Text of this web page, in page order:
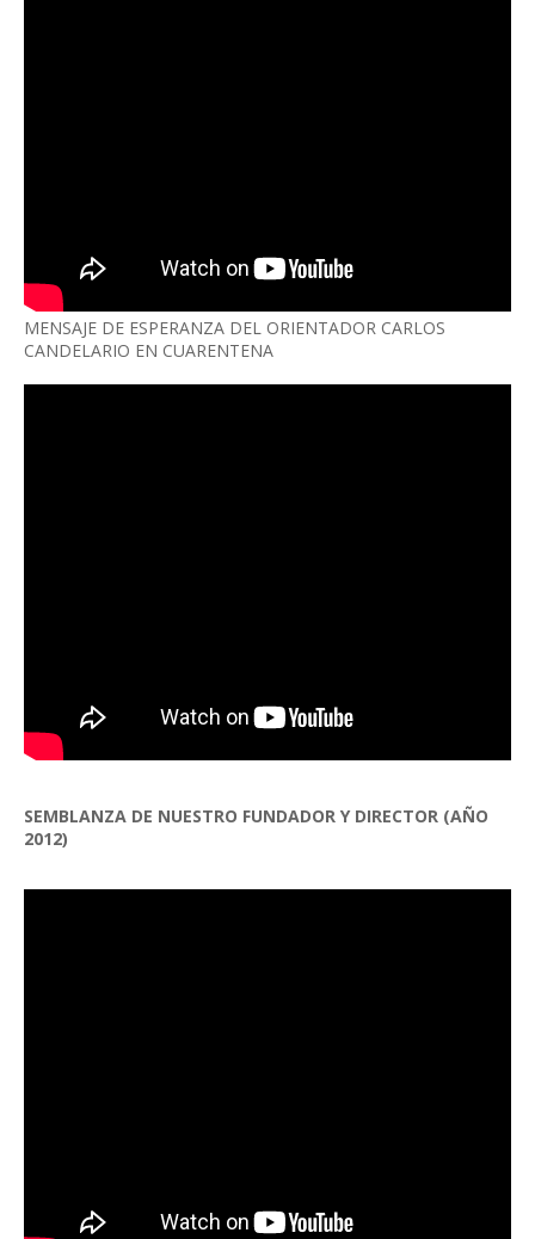
MENSAJE DE ESPERANZA DEL ORIENTADOR CARLOS
CANDELARIO EN CUARENTENA
SEMBLANZA DE NUESTRO FUNDADOR Y DIRECTOR (AÑO
2012)